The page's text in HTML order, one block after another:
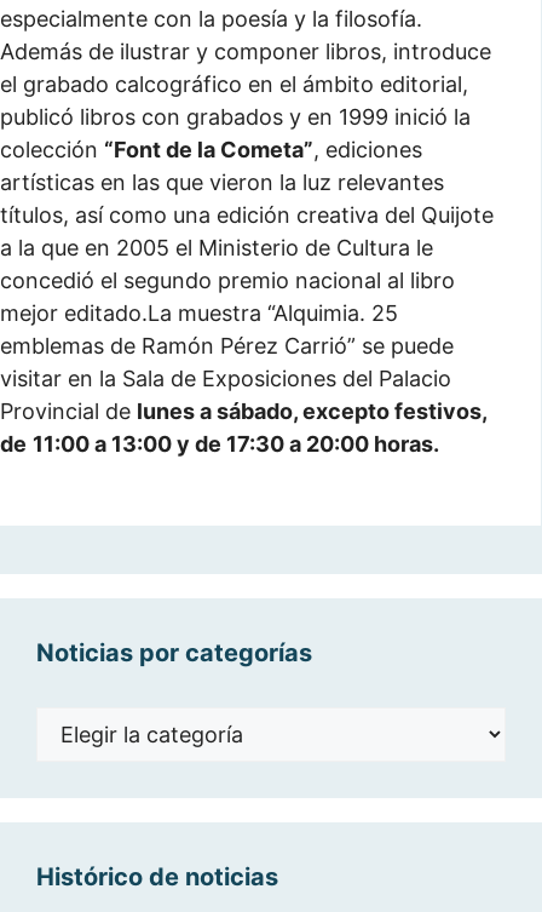
especialmente con la poesía y la filosofía.
Además de ilustrar y componer libros, introduce
el grabado calcográfico en el ámbito editorial,
publicó libros con grabados y en 1999 inició la
colección “Font de la Cometa”, ediciones
artísticas en las que vieron la luz relevantes
títulos, así como una edición creativa del Quijote
a la que en 2005 el Ministerio de Cultura le
concedió el segundo premio nacional al libro
mejor editado.La muestra “Alquimia. 25
emblemas de Ramón Pérez Carrió” se puede
visitar en la Sala de Exposiciones del Palacio
Provincial de lunes a sábado, excepto festivos,
de 11:00 a 13:00 y de 17:30 a 20:00 horas.
Noticias por categorías
Noticias
Histórico de noticias